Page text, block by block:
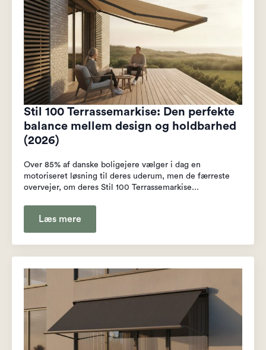
Stil 100 Terrassemarkise: Den perfekte
balance mellem design og holdbarhed
(2026)
Over 85% af danske boligejere vælger i dag en
motoriseret løsning til deres uderum, men de færreste
overvejer, om deres Stil 100 Terrassemarkise...
Læs mere